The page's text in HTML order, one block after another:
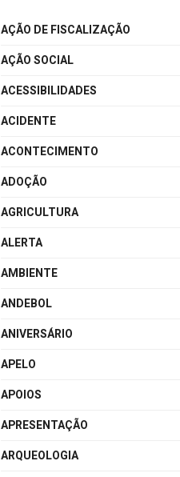
AÇÃO DE FISCALIZAÇÃO
AÇÃO SOCIAL
ACESSIBILIDADES
ACIDENTE
ACONTECIMENTO
ADOÇÃO
AGRICULTURA
ALERTA
AMBIENTE
ANDEBOL
ANIVERSÁRIO
APELO
APOIOS
APRESENTAÇÃO
ARQUEOLOGIA